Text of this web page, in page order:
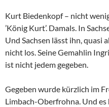
Kurt Biedenkopf – nicht
’König Kurt’. Damals. In
Und Sachsen lässt ihn, quasi
nicht los. Seine Gemahlin
ist nicht jedem gegeben.
Gegeben wurde kürzlich im
Limbach-Oberfrohna. Und es